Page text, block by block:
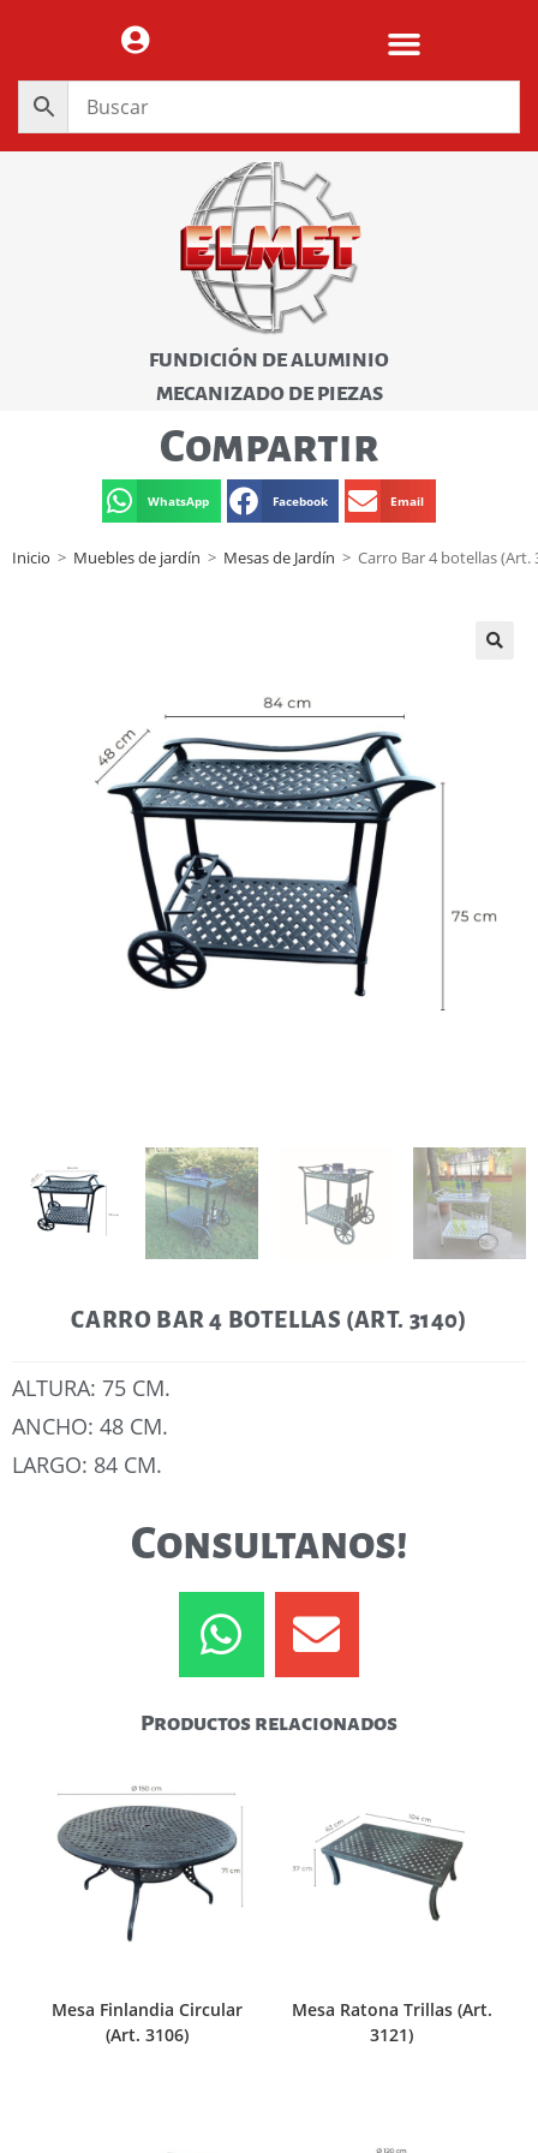
FUNDICIÓN DE ALUMINIO
MECANIZADO DE PIEZAS
Compartir
WhatsApp Facebook Email
Inicio > Muebles de jardín > Mesas de Jardín > Carro Bar 4 botellas (Art.
CARRO BAR 4 BOTELLAS (ART. 3140)
ALTURA: 75 CM.
ANCHO: 48 CM.
LARGO: 84 CM.
Consultanos!
Productos relacionados
Mesa Finlandia Circular
(Art. 3106)
Mesa Ratona Trillas (Art.
3121)